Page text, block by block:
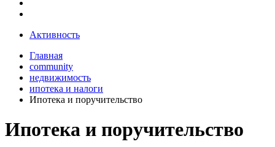
Активность
Главная
community
недвижимость
ипотека и налоги
Ипотека и поручительство
Ипотека и поручительство